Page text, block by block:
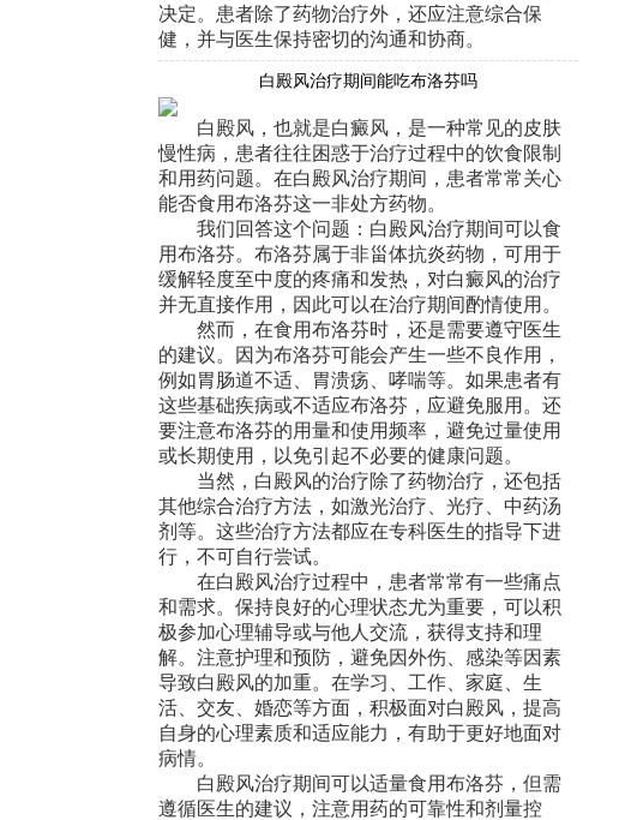
决定。患者除了药物治疗外，还应注意综合保
健，并与医生保持密切的沟通和协商。
白殿风治疗期间能吃布洛芬吗
白殿风，也就是白癜风，是一种常见的皮肤
慢性病，患者往往困惑于治疗过程中的饮食限制
和用药问题。在白殿风治疗期间，患者常常关心
能否食用布洛芬这一非处方药物。
我们回答这个问题：白殿风治疗期间可以食
用布洛芬。布洛芬属于非甾体抗炎药物，可用于
缓解轻度至中度的疼痛和发热，对白癜风的治疗
并无直接作用，因此可以在治疗期间酌情使用。
然而，在食用布洛芬时，还是需要遵守医生
的建议。因为布洛芬可能会产生一些不良作用，
例如胃肠道不适、胃溃疡、哮喘等。如果患者有
这些基础疾病或不适应布洛芬，应避免服用。还
要注意布洛芬的用量和使用频率，避免过量使用
或长期使用，以免引起不必要的健康问题。
当然，白殿风的治疗除了药物治疗，还包括
其他综合治疗方法，如激光治疗、光疗、中药汤
剂等。这些治疗方法都应在专科医生的指导下进
行，不可自行尝试。
在白殿风治疗过程中，患者常常有一些痛点
和需求。保持良好的心理状态尤为重要，可以积
极参加心理辅导或与他人交流，获得支持和理
解。注意护理和预防，避免因外伤、感染等因素
导致白殿风的加重。在学习、工作、家庭、生
活、交友、婚恋等方面，积极面对白殿风，提高
自身的心理素质和适应能力，有助于更好地面对
病情。
白殿风治疗期间可以适量食用布洛芬，但需
遵循医生的建议，注意用药的可靠性和剂量控